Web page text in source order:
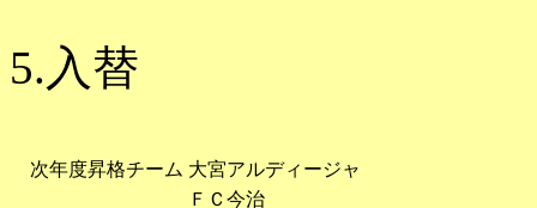
5.入替
次年度昇格チーム 大宮アルディージャ
ＦＣ今治